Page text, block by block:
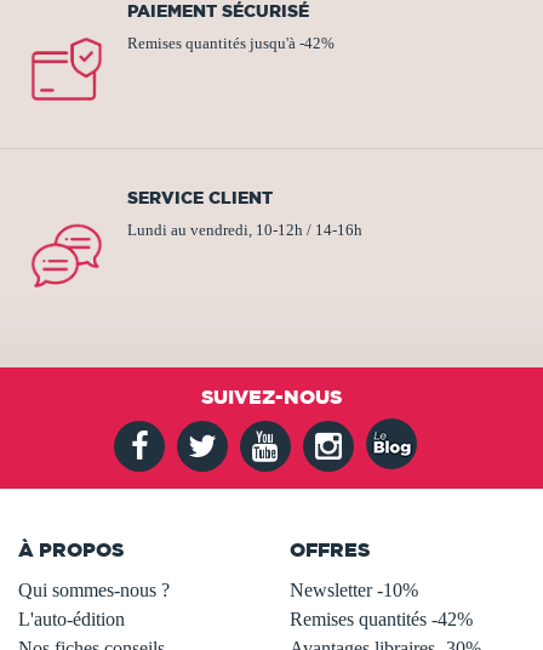
PAIEMENT SÉCURISÉ
Remises quantités jusqu'à -42%
SERVICE CLIENT
Lundi au vendredi, 10-12h / 14-16h
SUIVEZ-NOUS
À PROPOS
Qui sommes-nous ?
L'auto-édition
OFFRES
Newsletter -10%
Remises quantités -42%